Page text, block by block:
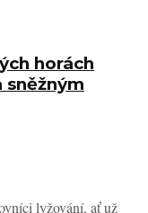
horách
sněžným
lyžování, ať už